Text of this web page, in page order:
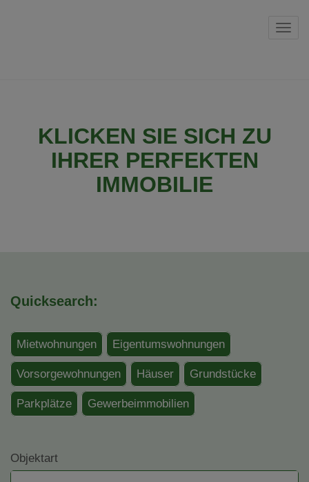
KLICKEN SIE SICH ZU
IHRER PERFEKTEN
IMMOBILIE
Quicksearch:
Mietwohnungen Eigentumswohnungen
Vorsorgewohnungen Häuser Grundstücke
Parkplätze Gewerbeimmobilien
Objektart